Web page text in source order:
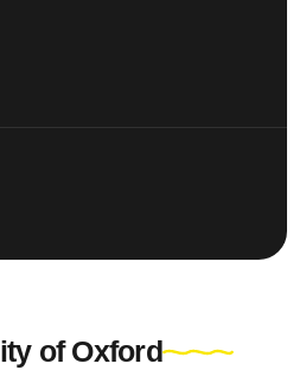
of Oxford